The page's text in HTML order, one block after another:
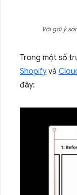
Với gợi ý
Trong một số
Shopify và
đây: